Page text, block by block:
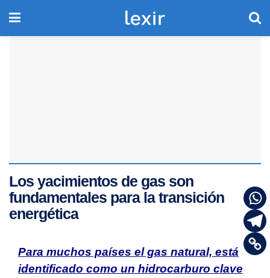
Los yacimientos de gas son
fundamentales para la transición
energética
Para muchos países el gas natural, está
identificado como un hidrocarburo clave